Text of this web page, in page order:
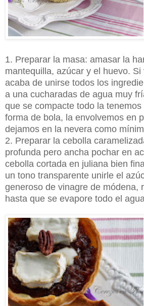
1. Preparar la masa: amasar la
mantequilla, azúcar y el huevo.
acaba de unirse todos los
a una cucharadas de agua muy
que se compacte todo la
forma de bola, la envolvemos en
dejamos en la nevera como
2. Preparar la cebolla
profunda pero ancha pochar en
cebolla cortada en juliana bien
un tono transparente unirle el
generoso de vinagre de módena,
hasta que se evapore todo el